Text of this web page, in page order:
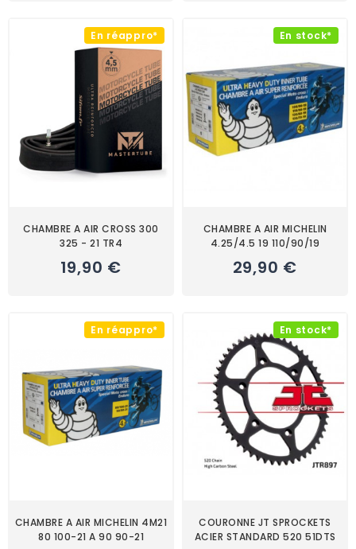
En réappro*
CHAMBRE A AIR CROSS 300
325 - 21 TR4
19,90 €
En stock*
CHAMBRE A AIR MICHELIN
4.25/4.5 19 110/90/19
29,90 €
En réappro*
CHAMBRE A AIR MICHELIN 4M21
80 100-21 A 90 90-21
En stock*
COURONNE JT SPROCKETS
ACIER STANDARD 520 51DTS